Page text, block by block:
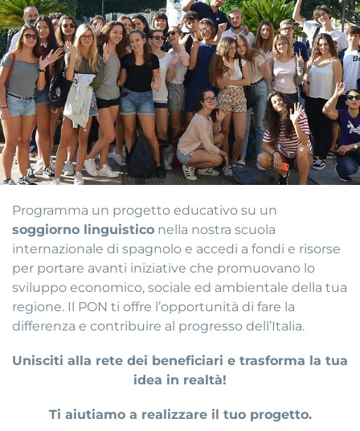
Programma un progetto educativo su un
soggiorno linguistico nella nostra scuola
internazionale di spagnolo e accedi a fondi e risorse
per portare avanti iniziative che promuovano lo
sviluppo economico, sociale ed ambientale della tua
regione. Il PON ti offre l’opportunità di fare la
differenza e contribuire al progresso dell’Italia.
Unisciti alla rete dei beneficiari e trasforma la tua
idea in realtà!
Ti aiutiamo a realizzare il tuo progetto.